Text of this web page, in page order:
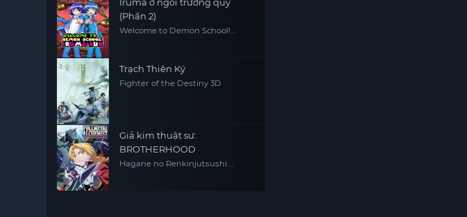
Iruma ở ngôi trường quỷ
(Phần 2)
Welcome to Demon School!
Trạch Thiên Ký
Fighter of the Destiny 3D
Giả kim thuật sư:
BROTHERHOOD
Hagane no Renkinjutsushi: